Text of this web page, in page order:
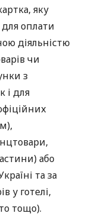
яку
оплати
діяльністю
чи
з
і для
або
та за
у готелі,
тощо).